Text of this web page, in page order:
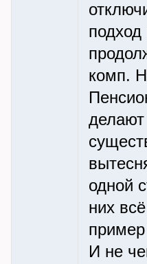
комп.
одной
них
И не